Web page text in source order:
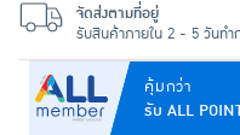
คุ้มกว่า
รับ ALL
จัดส่งตามที่อยู่
รับสินค้าภายใน 2 - 5 วันทำก